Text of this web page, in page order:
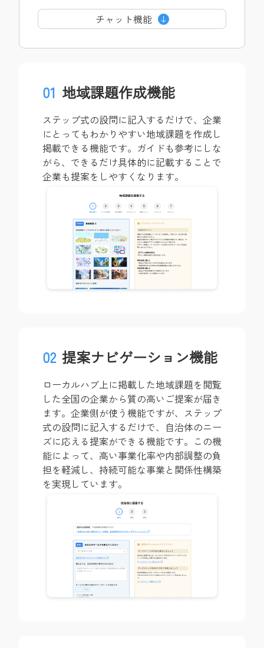
チャット機能
01 地域課題作成機能
ステップ式の設問に記入するだけで、企業
にとってもわかりやすい地域課題を作成し
掲載できる機能です。ガイドも参考にしな
がら、できるだけ具体的に記載することで
企業も提案をしやすくなります。
02 提案ナビゲーション機能
ローカルハブ上に掲載した地域課題を閲覧
した全国の企業から質の高いご提案が届き
ます。企業側が使う機能ですが、ステップ
式の設問に記入するだけで、自治体のニー
ズに応える提案ができる機能です。この機
能によって、高い事業化率や内部調整の負
担を軽減し、持続可能な事業と関係性構築
を実現しています。